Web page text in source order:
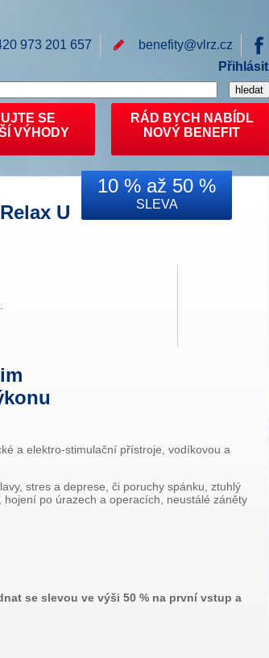
973 201 657 benefity@vlrz.cz
Přihlásit
RÁD BYCH NABÍDL
NOVÝ BENEFIT
SE
VÝHODY
10 % až 50 %
SLEVA
U
a elektro-stimulační přístroje, vodíkovou a
stres a deprese, či poruchy spánku, ztuhlý
po úrazech a operacích, neustálé záněty
se slevou ve výši 50 % na první vstup a